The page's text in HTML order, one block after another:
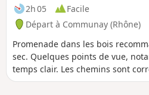
2h 05
Facile
Départ à Communay (Rhône)
Promenade dans les bois
sec. Quelques points de vue,
temps clair. Les chemins sont
les bois le sont beaucoup moins